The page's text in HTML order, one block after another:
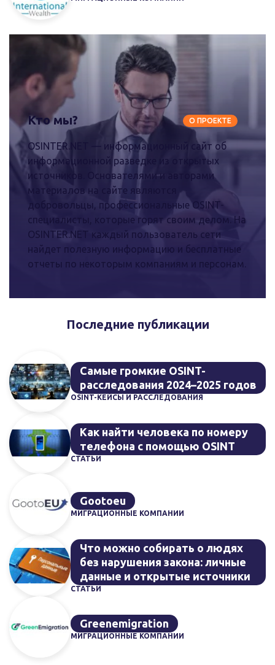
Кто мы?
OSINTER.NET — информационный сайт об
информационной разведке из открытых
источников. Основателями и авторами
материалов на сайте являются
добровольцы, профессиональные OSINT-
специалисты, которые горят своим делом. На
OSINTER.NET каждый пользователь сети
найдет полезную информацию и бесплатные
отчеты по некоторым компаниям и персонам.
О ПРОЕКТЕ
Последние публикации
Самые громкие OSINT-
расследования 2024–2025 годов
OSINT-КЕЙСЫ И РАССЛЕДОВАНИЯ
Как найти человека по номеру
телефона с помощью OSINT
СТАТЬИ
Gootoeu
МИГРАЦИОННЫЕ КОМПАНИИ
Что можно собирать о людях
без нарушения закона: личные
данные и открытые источники
СТАТЬИ
Greenemigration
МИГРАЦИОННЫЕ КОМПАНИИ